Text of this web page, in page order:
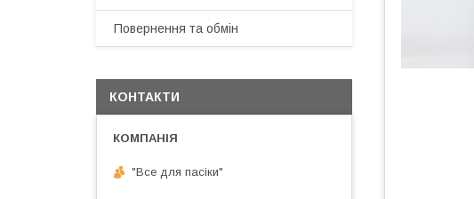
Повернення та обмін
КОНТАКТИ
"Все для пасіки"